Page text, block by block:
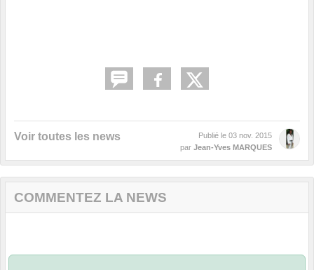
Voir toutes les news Publié le 03 nov. 2015
par Jean-Yves MARQUES
COMMENTEZ LA NEWS